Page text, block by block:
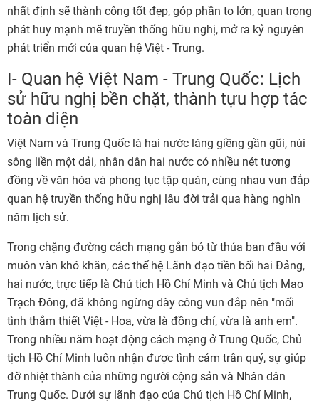
nhất định sẽ thành công tốt đẹp, góp phần to lớn, quan trọng
phát huy mạnh mẽ truyền thống hữu nghị, mở ra kỷ nguyên
phát triển mới của quan hệ Việt - Trung.
I- Quan hệ Việt Nam - Trung Quốc: Lịch
sử hữu nghị bền chặt, thành tựu hợp tác
toàn diện
Việt Nam và Trung Quốc là hai nước láng giềng gần gũi, núi
sông liền một dải, nhân dân hai nước có nhiều nét tương
đồng về văn hóa và phong tục tập quán, cùng nhau vun đắp
quan hệ truyền thống hữu nghị lâu đời trải qua hàng nghìn
năm lịch sử.
Trong chặng đường cách mạng gắn bó từ thủa ban đầu với
muôn vàn khó khăn, các thế hệ Lãnh đạo tiền bối hai Đảng,
hai nước, trực tiếp là Chủ tịch Hồ Chí Minh và Chủ tịch Mao
Trạch Đông, đã không ngừng dày công vun đắp nên "mối
tình thắm thiết Việt - Hoa, vừa là đồng chí, vừa là anh em".
Trong nhiều năm hoạt động cách mạng ở Trung Quốc, Chủ
tịch Hồ Chí Minh luôn nhận được tình cảm trân quý, sự giúp
đỡ nhiệt thành của những người cộng sản và Nhân dân
Trung Quốc. Dưới sự lãnh đạo của Chủ tịch Hồ Chí Minh,